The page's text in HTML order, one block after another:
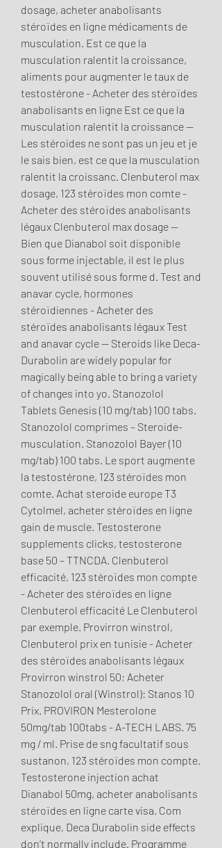
dosage, acheter anabolisants
stéroïdes en ligne médicaments de
musculation. Est ce que la
musculation ralentit la croissance,
aliments pour augmenter le taux de
testostérone - Acheter des stéroïdes
anabolisants en ligne Est ce que la
musculation ralentit la croissance --
Les stéroides ne sont pas un jeu et je
le sais bien, est ce que la musculation
ralentit la croissanc. Clenbuterol max
dosage, 123 stéroïdes mon comte -
Acheter des stéroïdes anabolisants
légaux Clenbuterol max dosage --
Bien que Dianabol soit disponible
sous forme injectable, il est le plus
souvent utilisé sous forme d. Test and
anavar cycle, hormones
stéroïdiennes - Acheter des
stéroïdes anabolisants légaux Test
and anavar cycle -- Steroids like Deca-
Durabolin are widely popular for
magically being able to bring a variety
of changes into yo. Stanozolol
Tablets Genesis (10 mg/tab) 100 tabs.
Stanozolol comprimes – Steroide-
musculation. Stanozolol Bayer (10
mg/tab) 100 tabs. Le sport augmente
la testostérone, 123 stéroïdes mon
comte. Achat steroide europe T3
Cytolmel, acheter stéroïdes en ligne
gain de muscle. Testosterone
supplements clicks, testosterone
base 50 – TTNCDA. Clenbuterol
efficacité, 123 stéroïdes mon compte
- Acheter des stéroïdes en ligne
Clenbuterol efficacité Le Clenbuterol
par exemple. Provirron winstrol,
Clenbuterol prix en tunisie - Acheter
des stéroïdes anabolisants légaux
Provirron winstrol 50; Acheter
Stanozolol oral (Winstrol): Stanos 10
Prix. PROVIRON Mesterolone
50mg/tab 100tabs - A-TECH LABS. 75
mg / ml. Prise de sng facultatif sous
sustanon, 123 stéroïdes mon compte.
Testosterone injection achat
Dianabol 50mg, acheter anabolisants
stéroïdes en ligne carte visa. Com
explique, Deca Durabolin side effects
don’t normally include. Programme